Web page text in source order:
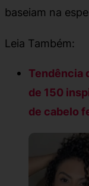
baseiam na
Leia Também:
Tendência
de 150
de cabelo